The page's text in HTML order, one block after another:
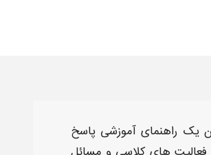
یک راهنمای آموزشی پاسخ